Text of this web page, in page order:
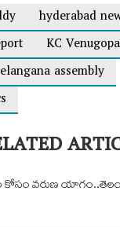
hyderabad
KC
assembly
వరుణ